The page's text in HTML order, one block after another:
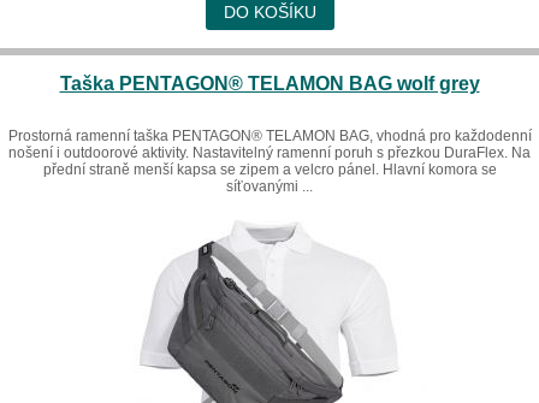
DO KOŠÍKU
Taška PENTAGON® TELAMON BAG wolf grey
Prostorná ramenní taška PENTAGON® TELAMON BAG, vhodná pro každodenní
nošení i outdoorové aktivity. Nastavitelný ramenní poruh s přezkou DuraFlex. Na
přední straně menší kapsa se zipem a velcro pánel. Hlavní komora se
síťovanými ...